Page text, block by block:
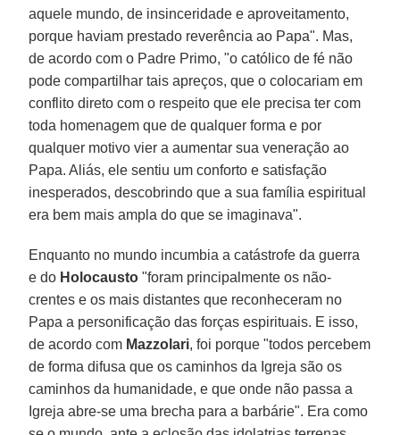
aquele mundo, de insinceridade e aproveitamento,
porque haviam prestado reverência ao Papa". Mas,
de acordo com o Padre Primo, "o católico de fé não
pode compartilhar tais apreços, que o colocariam em
conflito direto com o respeito que ele precisa ter com
toda homenagem que de qualquer forma e por
qualquer motivo vier a aumentar sua veneração ao
Papa. Aliás, ele sentiu um conforto e satisfação
inesperados, descobrindo que a sua família espiritual
era bem mais ampla do que se imaginava".
Enquanto no mundo incumbia a catástrofe da guerra
e do Holocausto "foram principalmente os não-
crentes e os mais distantes que reconheceram no
Papa a personificação das forças espirituais. E isso,
de acordo com Mazzolari, foi porque "todos percebem
de forma difusa que os caminhos da Igreja são os
caminhos da humanidade, e que onde não passa a
Igreja abre-se uma brecha para a barbárie". Era como